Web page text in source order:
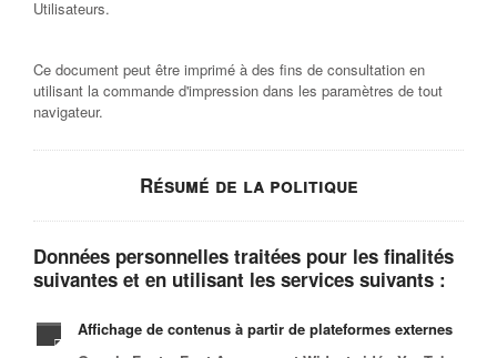
Utilisateurs.
Ce document peut être imprimé à des fins de consultation en
utilisant la commande d'impression dans les paramètres de tout
navigateur.
Résumé de la politique
Données personnelles traitées pour les finalités
suivantes et en utilisant les services suivants :
Affichage de contenus à partir de plateformes externes